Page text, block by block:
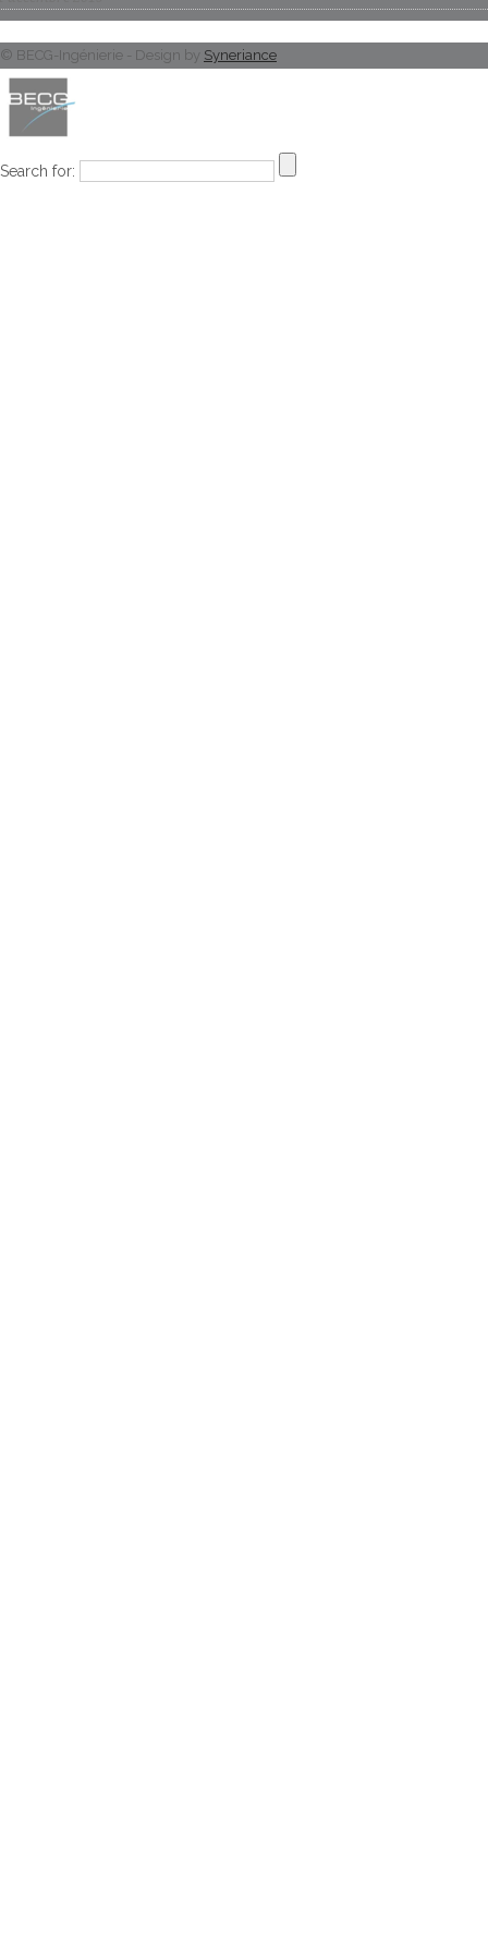
© BECG-Ingénierie - Design by Syneriance
Search for: